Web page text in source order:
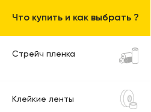
Что купить и как выбрать ?
Стрейч пленка
Клейкие ленты